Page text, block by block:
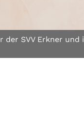
der SVV Erkner